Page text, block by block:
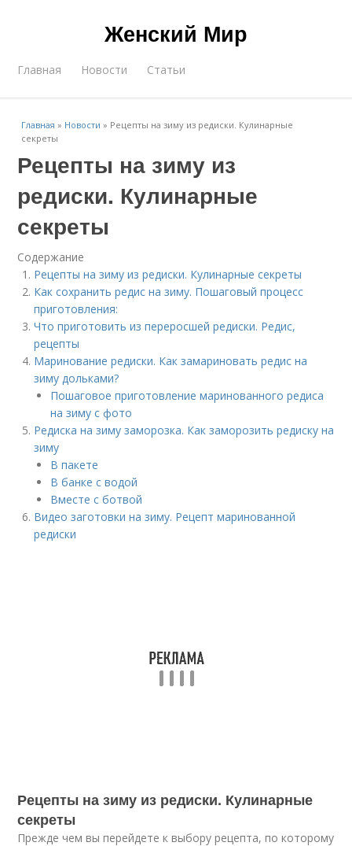
Женский Мир
Главная Новости Статьи
Главная » Новости » Рецепты на зиму из редиски. Кулинарные
секреты
Рецепты на зиму из
редиски. Кулинарные
секреты
Содержание
Рецепты на зиму из редиски. Кулинарные секреты
Как сохранить редис на зиму. Пошаговый процесс
приготовления:
Что приготовить из переросшей редиски. Редис,
рецепты
Маринование редиски. Как замариновать редис на
зиму дольками?
Пошаговое приготовление маринованного редиса
на зиму с фото
Редиска на зиму заморозка. Как заморозить редиску на
зиму
В пакете
В банке с водой
Вместе с ботвой
Видео заготовки на зиму. Рецепт маринованной
редиски
Рецепты на зиму из редиски. Кулинарные
секреты
Прежде чем вы перейдете к выбору рецепта, по которому